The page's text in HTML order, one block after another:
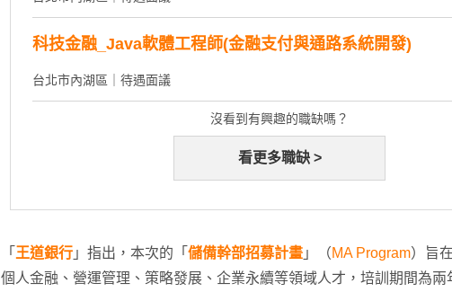
科技金融_Java軟體工程師(金融支付與通路系統開發)
台北市內湖區｜待遇面議
沒看到有興趣的職缺嗎？
看更多職缺 >
「 王道銀行 」指出，本次的「 儲備幹部招募計畫 」（MA Program）旨
個人金融、營運管理、策略發展、企業永續等領域人才，培訓期間為兩